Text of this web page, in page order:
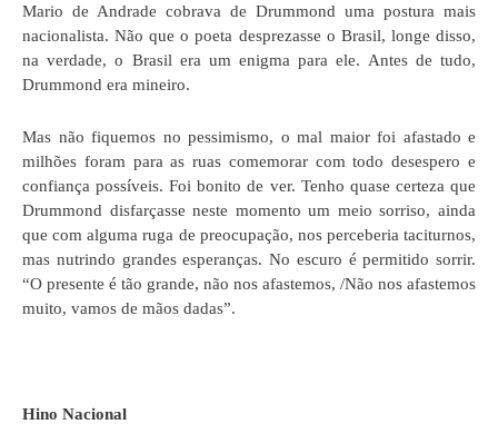
Mario de Andrade cobrava de Drummond uma postura mais
nacionalista. Não que o poeta desprezasse o Brasil, longe disso,
na verdade, o Brasil era um enigma para ele. Antes de tudo,
Drummond era mineiro.
Mas não fiquemos no pessimismo, o mal maior foi afastado e
milhões foram para as ruas comemorar com todo desespero e
confiança possíveis. Foi bonito de ver. Tenho quase certeza que
Drummond disfarçasse neste momento um meio sorriso, ainda
que com alguma ruga de preocupação, nos perceberia taciturnos,
mas nutrindo grandes esperanças. No escuro é permitido sorrir.
“O presente é tão grande, não nos afastemos, /Não nos afastemos
muito, vamos de mãos dadas”.
Hino Nacional